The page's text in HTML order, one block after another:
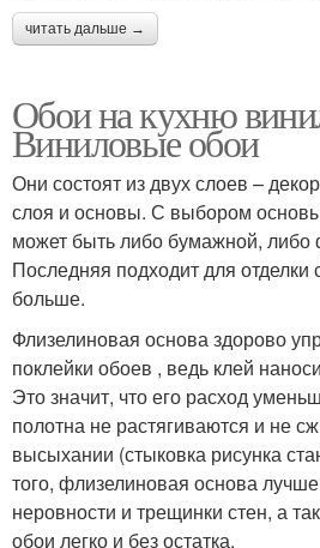
читать дальше →
Обои на кухню
Виниловые обои
Они состоят из двух слоев –
слоя и основы. С выбором
может быть либо бумажной, либо
Последняя подходит для отделки
больше.
Флизелиновая основа здорово
поклейки обоев , ведь клей
Это значит, что его расход
полотна не растягиваются и не
высыхании (стыковка рисунка
того, флизелиновая основа
неровности и трещинки стен, а
обои легко и без остатка.